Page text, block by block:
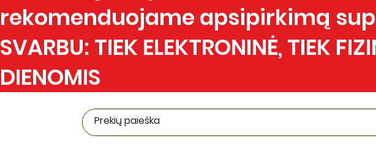
rekomenduojame apsipirkimą
SVARBU: TIEK ELEKTRONINĖ, TIEK
DIENOMIS